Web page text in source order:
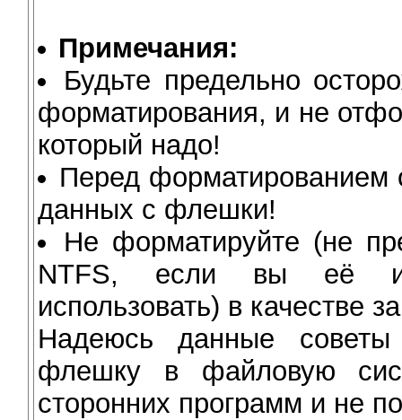
Примечания:
Будьте предельно
форматирования, и не
который надо!
Перед форматированием
данных с флешки!
Не форматируйте (не
NTFS, если вы её
использовать) в качестве
Надеюсь данные советы
флешку в файловую
сторонних программ и не